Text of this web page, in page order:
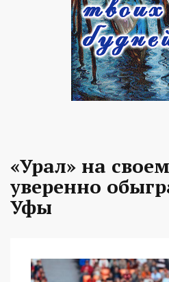
«Урал» на
уверенно
Уфы